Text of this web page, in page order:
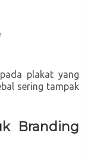
plakat yang
sering tampak
Branding